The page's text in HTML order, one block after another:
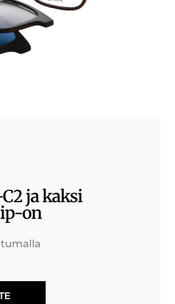
ja kaksi
on